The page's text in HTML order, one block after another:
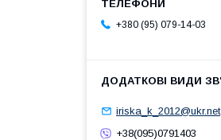
+380 (95) 079-14-03
iriska_k_2012@ukr.net
+38(095)0791403